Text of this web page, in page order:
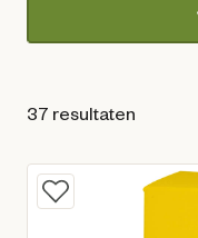
37 resultaten